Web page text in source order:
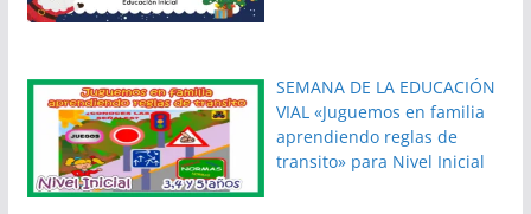
SEMANA DE LA EDUCACIÓN
VIAL «Juguemos en familia
aprendiendo reglas de
transito» para Nivel Inicial